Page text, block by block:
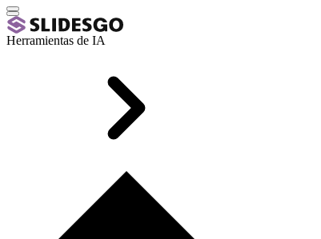
Herramientas de IA